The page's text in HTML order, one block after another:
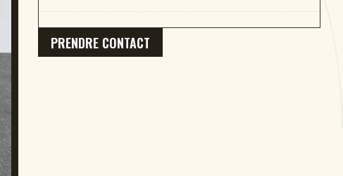
PRENDRE CONTACT